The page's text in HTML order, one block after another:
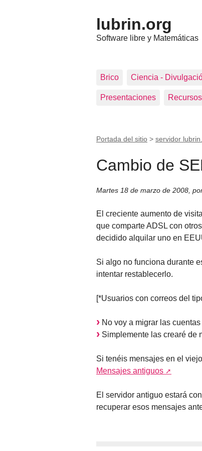
lubrin.org
Software libre y Matemáticas
Brico Ciencia -
Presentaciones
Portada del sitio > servidor
Cambio de
Martes 18 de marzo de 2008
El creciente aumento de
que comparte ADSL con
decidido alquilar uno en
Si algo no funciona durante
intentar restablecerlo.
[*Usuarios con correos del
No voy a migrar las
Simplemente las crearé de
Si tenéis mensajes en el
Mensajes antiguos
El servidor antiguo estará
recuperar esos mensajes